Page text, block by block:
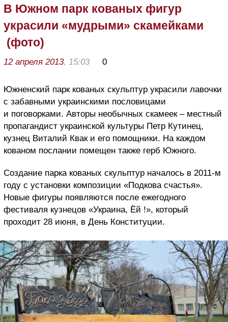
В Южном парк кованых фигур
украсили «мудрыми» скамейками
(фото)
12 апреля 2013, 15:03 0
Южненский парк кованых скульптур украсили лавочки
с забавными украинскими пословицами
и поговорками. Авторы необычных скамеек – местный
пропагандист украинской культуры Петр Кутинец,
кузнец Виталий Квак и его помощники. На каждом
кованом послании помещен также герб Южного.
Создание парка кованых скульптур началось в 2011-м
году с установки композиции «Подкова счастья».
Новые фигуры появляются после ежегодного
фестиваля кузнецов «Украина, Ёй !», который
проходит 28 июня, в День Конституции.